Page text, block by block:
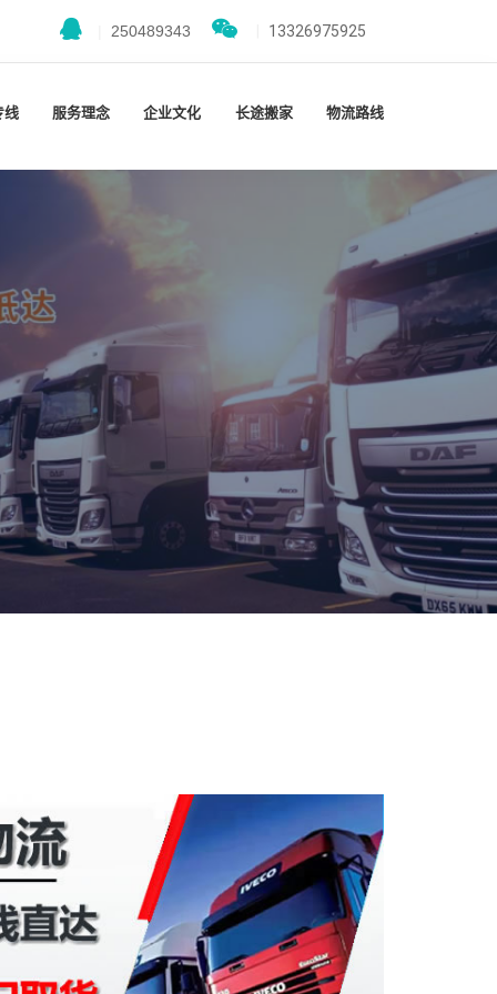
250489343 13326975925
线 服务理念 企业文化 长途搬家 物流路线